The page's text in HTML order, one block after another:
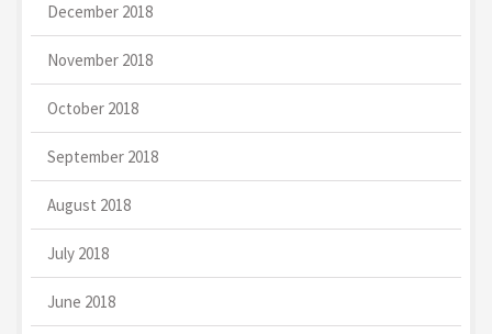
December 2018
November 2018
October 2018
September 2018
August 2018
July 2018
June 2018